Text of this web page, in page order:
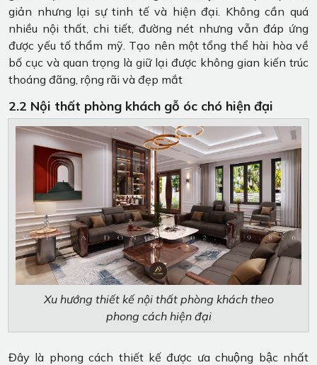
giản nhưng lại sự tinh tế và hiện đại. Không cần quá
nhiều nội thất, chi tiết, đường nét nhưng vẫn đáp ứng
được yếu tố thẩm mỹ. Tạo nên một tổng thể hài hòa về
bố cục và quan trọng là giữ lại được không gian kiến trúc
thoáng đãng, rộng rãi và đẹp mắt
2.2 Nội thất phòng khách gỗ óc chó hiện đại
Xu hướng thiết kế nội thất phòng khách theo
phong cách hiện đại
Đây là phong cách thiết kế được ưa chuộng bậc nhất